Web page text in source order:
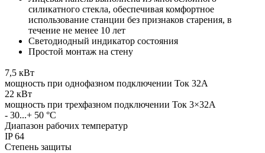
силикатного стекла, обеспечивая комфортное
использование станции без признаков старения, в
течение не менее 10 лет
Светодиодный индикатор состояния
Простой монтаж на стену
7,5 кВт
мощность при однофазном подключении Ток 32А
22 кВт
мощность при трехфазном подключении Ток 3×32А
- 30...+ 50 °С
Диапазон рабочих температур
IP 64
Степень защиты